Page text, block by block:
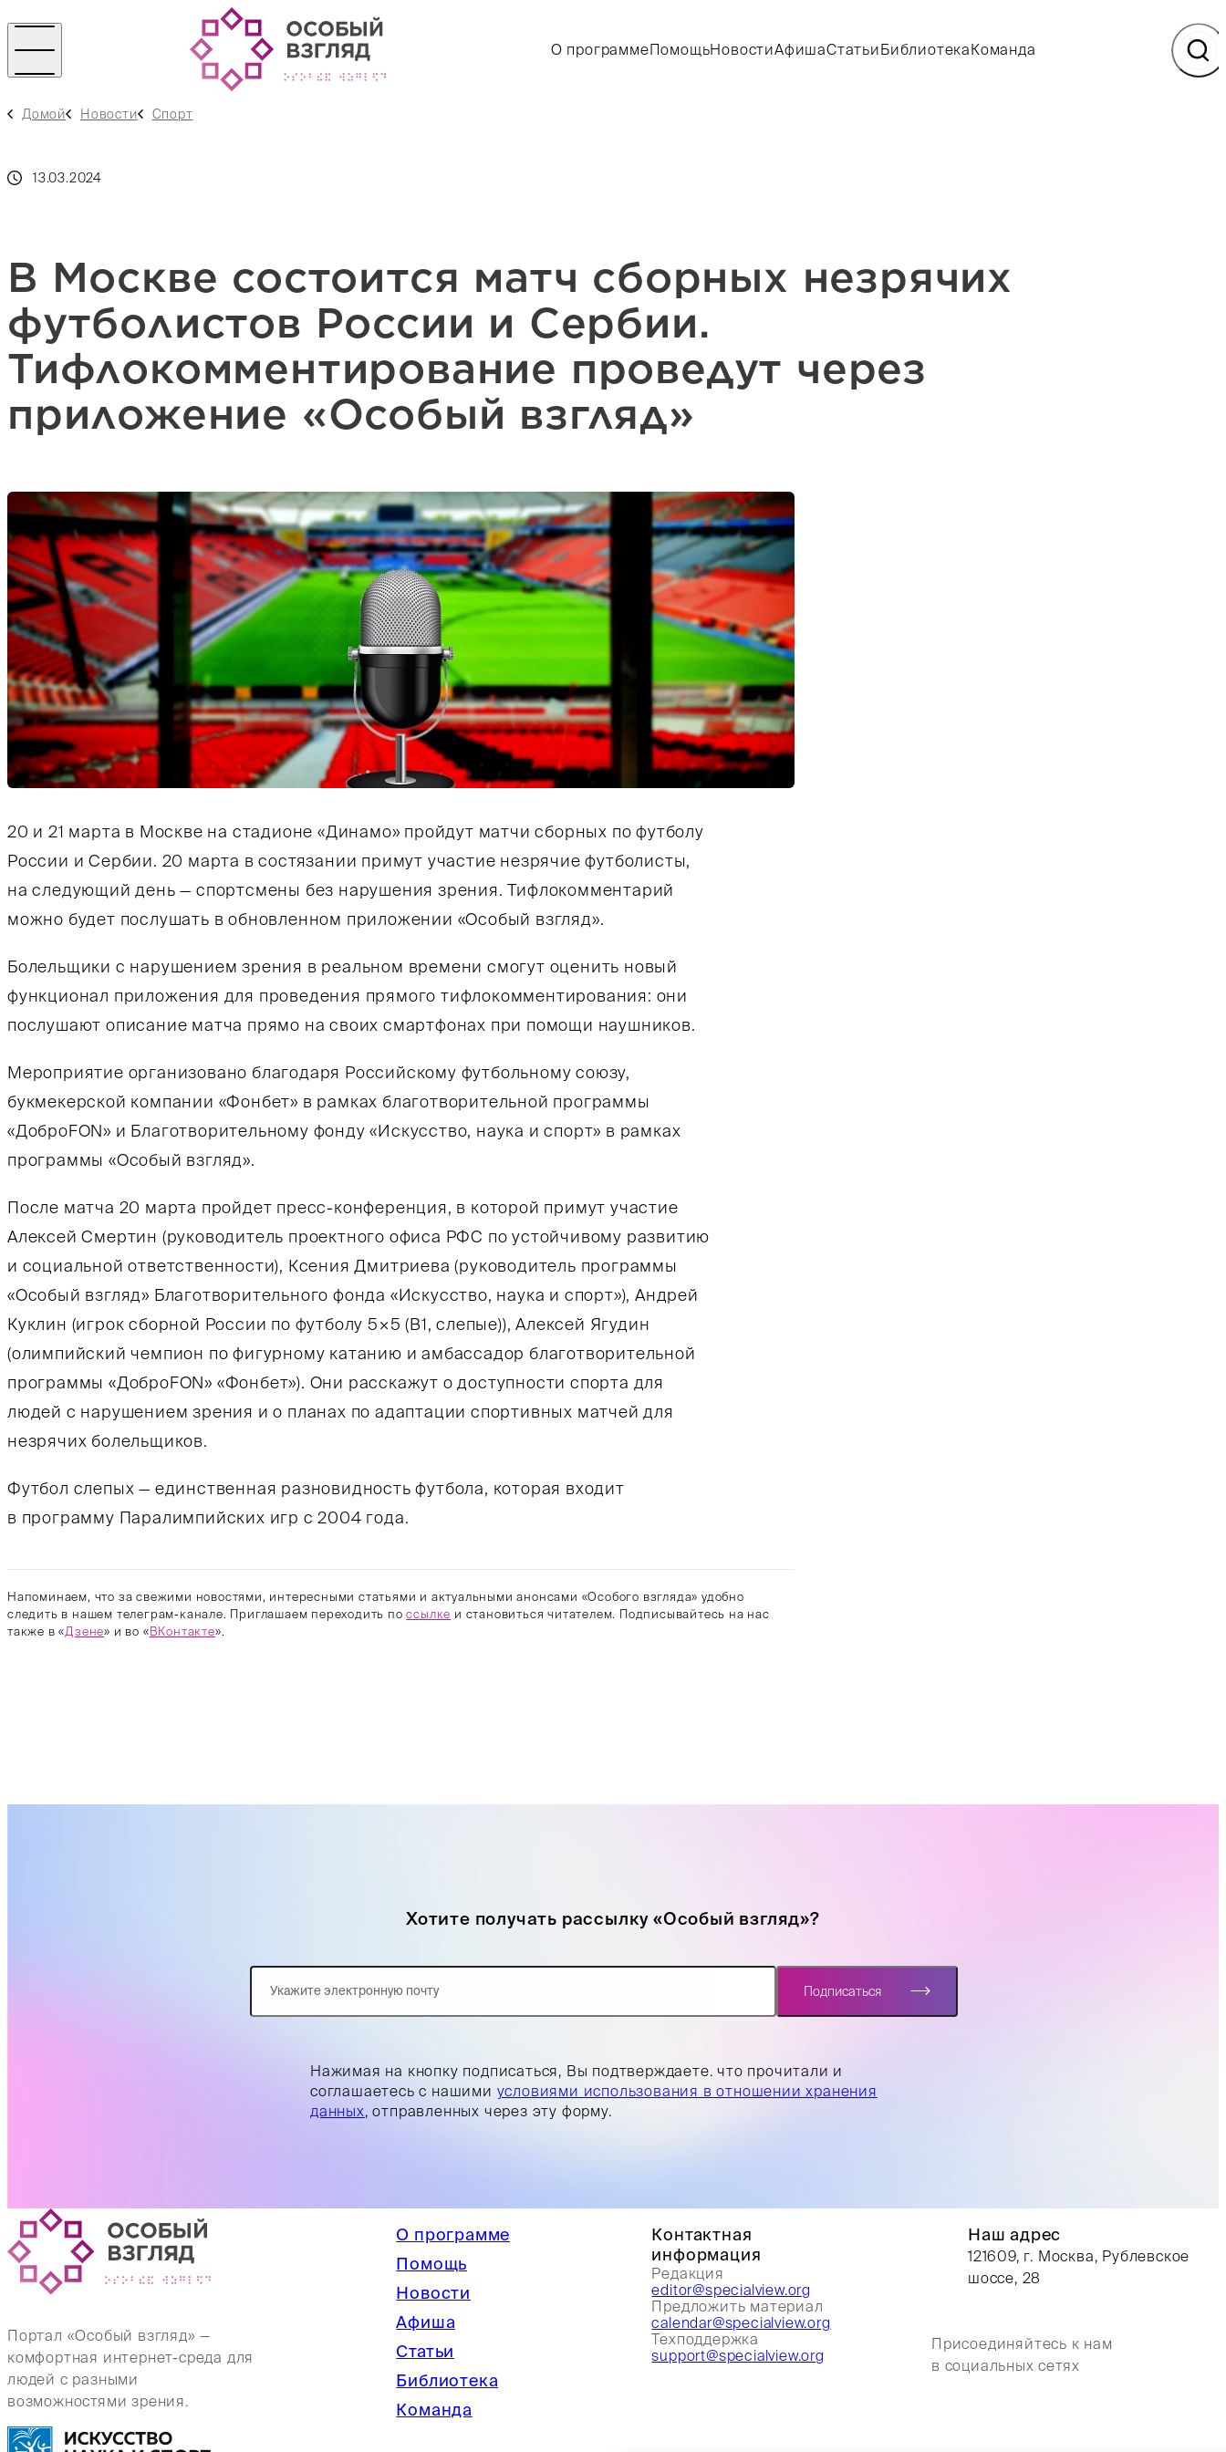
О программеПомощьНовостиАфишаСтатьиБиблиотекаКоманда
Домой Новости Спорт
13.03.2024
В Москве состоится матч сборных незрячих
футболистов России и Сербии.
Тифлокомментирование проведут через
приложение «Особый взгляд»
20 и 21 марта в Москве на стадионе «Динамо» пройдут матчи сборных по футболу
России и Сербии. 20 марта в состязании примут участие незрячие футболисты,
на следующий день — спортсмены без нарушения зрения. Тифлокомментарий
можно будет послушать в обновленном приложении «Особый взгляд».
Болельщики с нарушением зрения в реальном времени смогут оценить новый
функционал приложения для проведения прямого тифлокомментирования: они
послушают описание матча прямо на своих смартфонах при помощи наушников.
Мероприятие организовано благодаря Российскому футбольному союзу,
букмекерской компании «Фонбет» в рамках благотворительной программы
«ДоброFON» и Благотворительному фонду «Искусство, наука и спорт» в рамках
программы «Особый взгляд».
После матча 20 марта пройдет пресс-конференция, в которой примут участие
Алексей Смертин (руководитель проектного офиса РФС по устойчивому развитию
и социальной ответственности), Ксения Дмитриева (руководитель программы
«Особый взгляд» Благотворительного фонда «Искусство, наука и спорт»), Андрей
Куклин (игрок сборной России по футболу 5×5 (В1, слепые)), Алексей Ягудин
(олимпийский чемпион по фигурному катанию и амбассадор благотворительной
программы «ДоброFON» «Фонбет»). Они расскажут о доступности спорта для
людей с нарушением зрения и о планах по адаптации спортивных матчей для
незрячих болельщиков.
Футбол слепых — единственная разновидность футбола, которая входит
в программу Паралимпийских игр с 2004 года.
Напоминаем, что за свежими новостями, интересными статьями и актуальными анонсами «Особого взгляда» удобно
следить в нашем телеграм-канале. Приглашаем переходить поссылке и становиться читателем. Подписывайтесь на нас
также в «Дзене» и во « ВКонтакте».
Хотите получать рассылку «Особый взгляд»?
Нажимая на кнопку подписаться, Вы подтверждаете. что прочитали и
соглашаетесь с нашими условиями использования в отношении хранения
данных , отправленных через эту форму.
Подписаться
Портал «Особый взгляд» —
комфортная интернет-среда для
людей с разными
возможностями зрения.
О программе
Помощь
Новости
Афиша
Статьи
Библиотека
Команда
Контактная
информация
Редакция
editor@specialview.org
Предложить материал
calendar@specialview.org
Техподдержка
support@specialview.org
Наш адрес
121609, г. Москва, Рублевское
шоссе, 28
Присоединяйтесь к нам
в социальных сетях